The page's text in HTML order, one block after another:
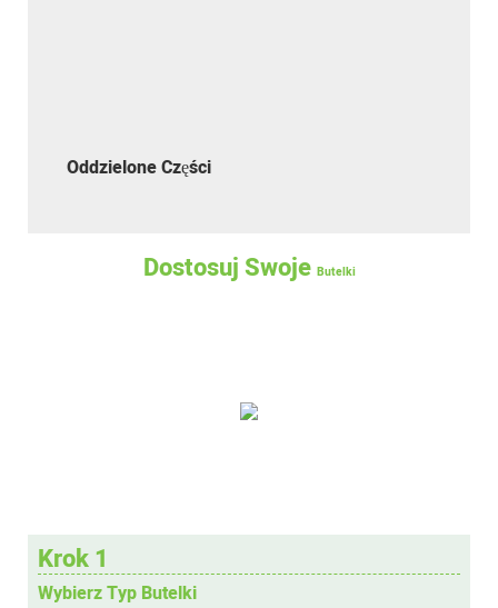
Oddzielone Części
Dostosuj Swoje Butelki
Krok 1
Wybierz Typ Butelki